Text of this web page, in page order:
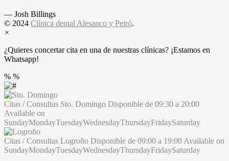
— Josh Billings
© 2024 Clínica dental Alesanco y Peiró.
×
¿Quieres concertar cita en una de nuestras clínicas? ¡Estamos en
Whatsapp!
% %
Citas / Consultas Sto. Domingo Disponible de 09:30 a 20:00
Available on
SundayMondayTuesdayWednesdayThursdayFridaySaturday
Citas / Consultas Logroño Disponible de 09:00 a 19:00 Available on
SundayMondayTuesdayWednesdayThursdayFridaySaturday